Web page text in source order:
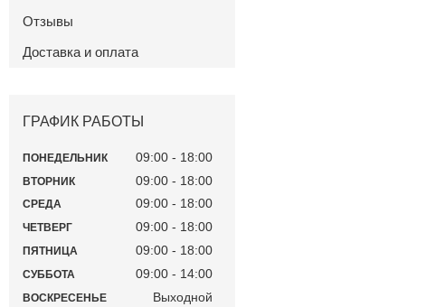
Отзывы
Доставка и оплата
ГРАФИК РАБОТЫ
ПОНЕДЕЛЬНИК 09:00 18:00
ВТОРНИК 09:00 18:00
СРЕДА 09:00 18:00
ЧЕТВЕРГ 09:00 18:00
ПЯТНИЦА 09:00 18:00
СУББОТА 09:00 14:00
ВОСКРЕСЕНЬЕ Выходной